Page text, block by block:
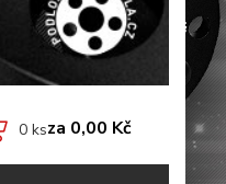
0ksza 0,00 Kč